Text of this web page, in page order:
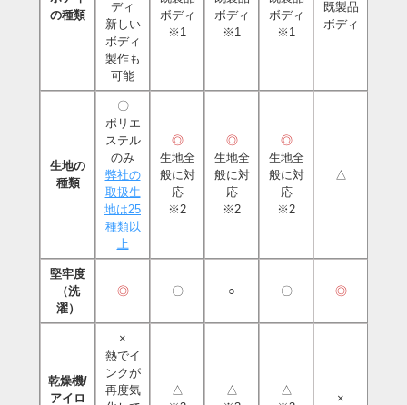
の種類
ディ
新しい
ボディ
製作も
可能
ボディ
※1
ボディ
※1
ボディ
※1
既製品
ボディ
生地の
種類
〇
ポリエ
ステル
のみ
弊社の
取扱生
地は25
種類以
上
◎
生地全
般に対
応
※2
◎
生地全
般に対
応
※2
◎
生地全
般に対
応
※2
△
堅牢度
（洗
濯）
◎ 〇 ○ 〇 ◎
乾燥機/
アイロ
×
熱でイ
ンクが
再度気
△
△
△
×